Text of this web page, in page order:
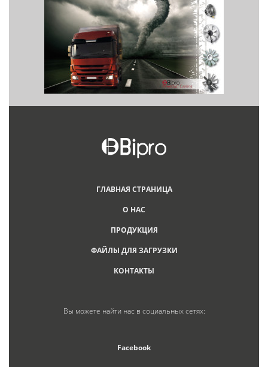
ГЛАВНАЯ СТРАНИЦА
О НАС
ПРОДУКЦИЯ
ФАЙЛЫ ДЛЯ ЗАГРУЗКИ
КОНТАКТЫ
Вы можете найти нас в социальных сетях:
Facebook